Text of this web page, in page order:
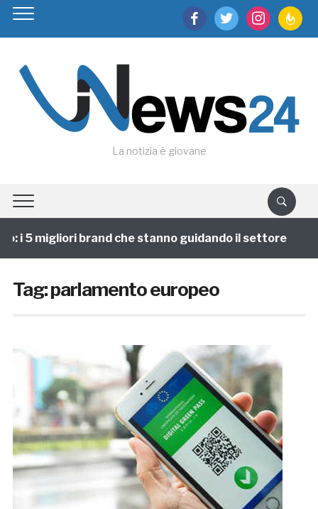
facebooktwitter instagram
La notizia è giovane
i 5 migliori brand che stanno guidando il settore
Tag:parlamento europeo